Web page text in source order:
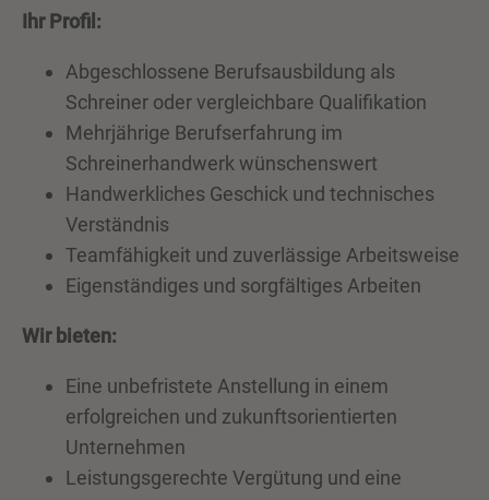
Ihr Profil:
Abgeschlossene Berufsausbildung als
Schreiner oder vergleichbare Qualifikation
Mehrjährige Berufserfahrung im
Schreinerhandwerk wünschenswert
Handwerkliches Geschick und technisches
Verständnis
Teamfähigkeit und zuverlässige Arbeitsweise
Eigenständiges und sorgfältiges Arbeiten
Wir bieten:
Eine unbefristete Anstellung in einem
erfolgreichen und zukunftsorientierten
Unternehmen
Leistungsgerechte Vergütung und eine